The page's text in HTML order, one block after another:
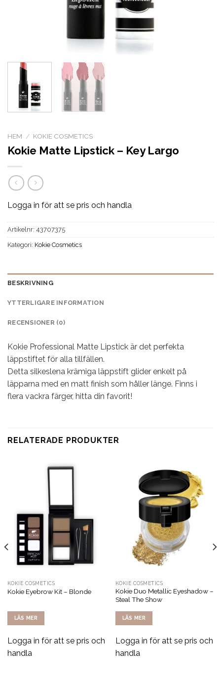
HEM / KOKIE COSMETICS
Kokie Matte Lipstick – Key Largo
Logga in för att se pris och handla
Artikelnr: 43707375
Kategori: Kokie Cosmetics
BESKRIVNING
YTTERLIGARE INFORMATION
RECENSIONER (0)
Kokie Professional Matte Lipstick är det perfekta
läppstiftet för alla tillfällen.
Detta silkeslena krämiga läppstift glider enkelt på
läpparna med en matt finish som håller länge. Finns i
flera vackra färger, hitta din favorit!
RELATERADE PRODUKTER
KOKIE COSMETICS
Kokie Eyebrow Kit – Blonde
LÄS MER
Logga in för att se pris och
handla
KOKIE COSMETICS
Kokie Duo Metallic Eyeshadow –
Steal The Show
LÄS MER
Logga in för att se pris och
handla